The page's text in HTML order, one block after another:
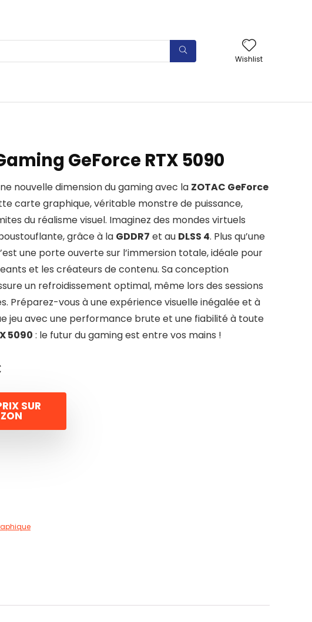
Wishlist
GeForce RTX 5090
nouvelle dimension du gaming avec la ZOTAC GeForce
carte graphique, véritable monstre de puissance,
du réalisme visuel. Imaginez des mondes virtuels
grâce à la GDDR7 et au DLSS 4. Plus qu’une
une porte ouverte sur l’immersion totale, idéale pour
et les créateurs de contenu. Sa conception
un refroidissement optimal, même lors des sessions
Préparez-vous à une expérience visuelle inégalée et à
jeu avec une performance brute et une fiabilité à toute
5090 : le futur du gaming est entre vos mains !
SUR